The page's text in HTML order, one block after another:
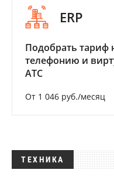
ERP
Подобрать тариф
телефонию и
АТС
От 1 046 руб./месяц
ТЕХНИКА